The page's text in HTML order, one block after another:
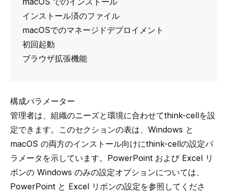
インストール済のファイル
macOSでのマネージドデプロイメント
初回起動
ブラウザ拡張機能
構成パラメーター
管理者は、組織のニーズと環境に合わせてthink-cellを設
定できます。このセクションの表は、Windows と
macOS の両方のインストール向けにthink-cellの設定パ
ラメータを示しています。PowerPoint および Excel リ
ボンの Windows のみの設定オプションについては、
PowerPoint と Excel リボンの設定を参照してくださ